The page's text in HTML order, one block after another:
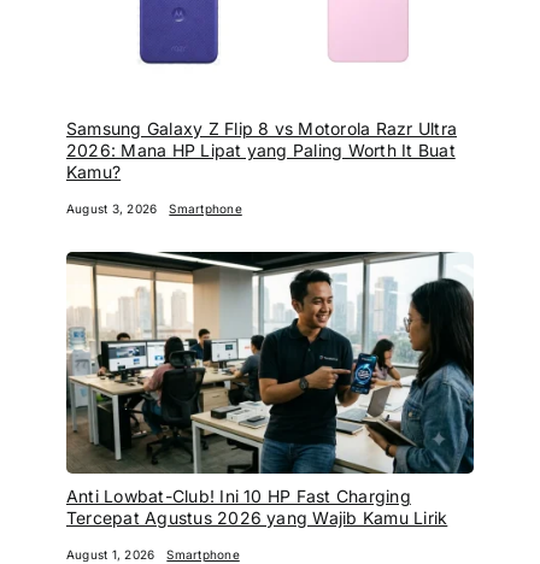
Samsung Galaxy Z Flip 8 vs Motorola Razr Ultra
2026: Mana HP Lipat yang Paling Worth It Buat
Kamu?
August 3, 2026 Smartphone
Anti Lowbat-Club! Ini 10 HP Fast Charging
Tercepat Agustus 2026 yang Wajib Kamu Lirik
August 1, 2026 Smartphone